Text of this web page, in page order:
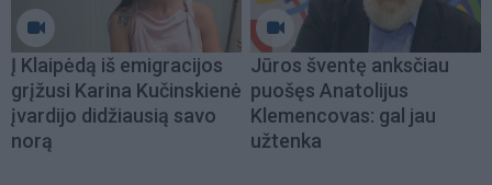
Į Klaipėdą iš emigracijos
grįžusi Karina Kučinskienė
įvardijo didžiausią savo
norą
Jūros šventę anksčiau
puošęs Anatolijus
Klemencovas: gal jau
užtenka